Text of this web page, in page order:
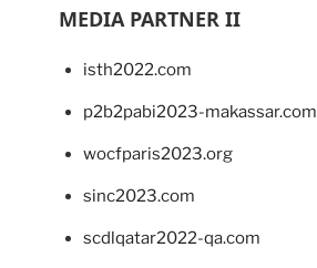
MEDIA PARTNER II
isth2022.com
p2b2pabi2023-makassar.com
wocfparis2023.org
sinc2023.com
scdlqatar2022-qa.com